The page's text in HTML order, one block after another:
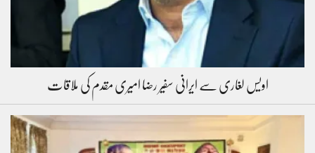
اویس لغاری سے ایرانی سفیر رضا امیری مقدم کی ملاقات